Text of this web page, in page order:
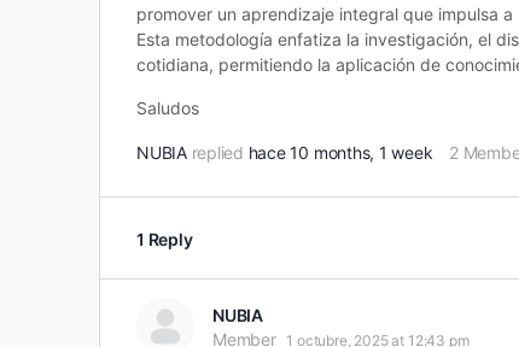
promover un aprendizaje integral que impulsa
Esta metodología enfatiza la investigación, el
cotidiana, permitiendo la aplicación de
Saludos
NUBIA replied hace 10 months, 1 week 2
1 Reply
NUBIA
Member
1 octubre, 2025 at 12:43 pm